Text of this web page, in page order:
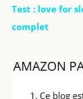
Test : love for
complet